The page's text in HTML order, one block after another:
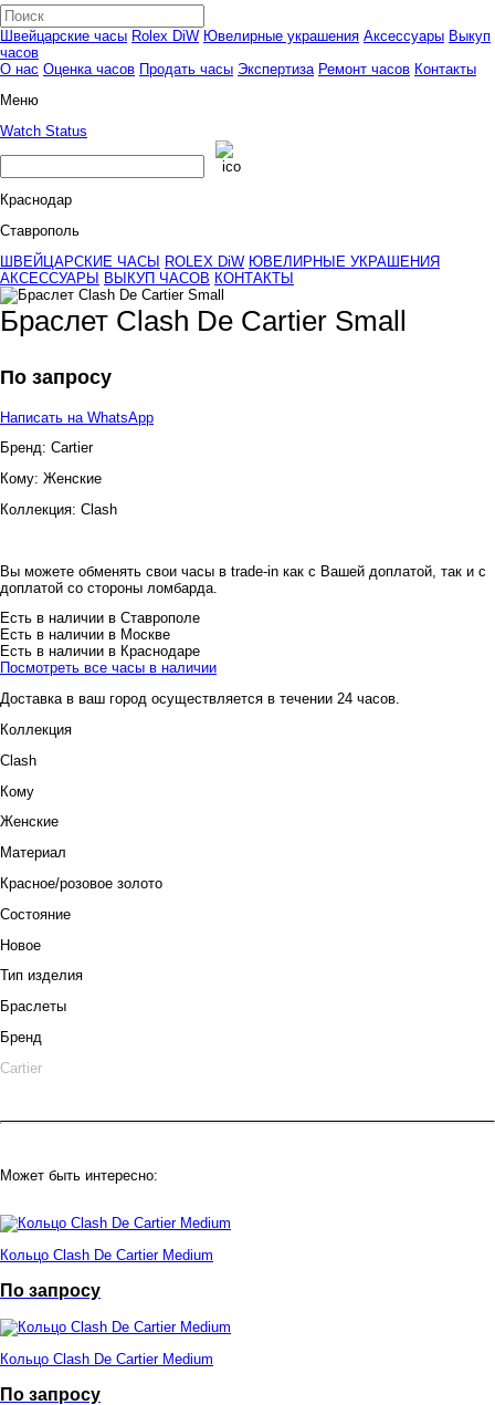
Швейцарские часы Rolex DiW Ювелирные украшения Аксессуары Выкуп
часов
О нас Оценка часов Продать часы Экспертиза Ремонт часов Контакты
Меню
Watch Status
Краснодар
Ставрополь
ШВЕЙЦАРСКИЕ ЧАСЫ
ROLEX DiW ЮВЕЛИРНЫЕ УКРАШЕНИЯ
АКСЕССУАРЫ
ВЫКУП ЧАСОВ КОНТАКТЫ
Браслет Clash De Cartier Small
По запросу
Написать на WhatsApp
Бренд: Cartier
Кому: Женские
Коллекция: Clash
Вы можете обменять свои часы в trade-in как с Вашей доплатой, так и с
доплатой со стороны ломбарда.
Есть в наличии в Ставрополе
Есть в наличии в Москве
Есть в наличии в Краснодаре
Посмотреть все часы в наличии
Доставка в ваш город осуществляется в течении 24 часов.
Коллекция
Clash
Кому
Женские
Материал
Красное/розовое золото
Состояние
Новое
Тип изделия
Браслеты
Бренд
Cartier
Может быть интересно:
Кольцо Clash De Cartier Medium
По запросу
Кольцо Clash De Cartier Medium
По запросу